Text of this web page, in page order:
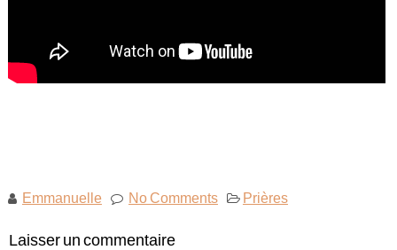
Emmanuelle No Comments Prières
Laisser un commentaire